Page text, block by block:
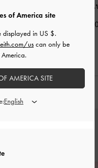
-สีเบจ
สี
฿2,590.00
ย
of America site
displayed in US $.
us can only be
AMERICA SITE